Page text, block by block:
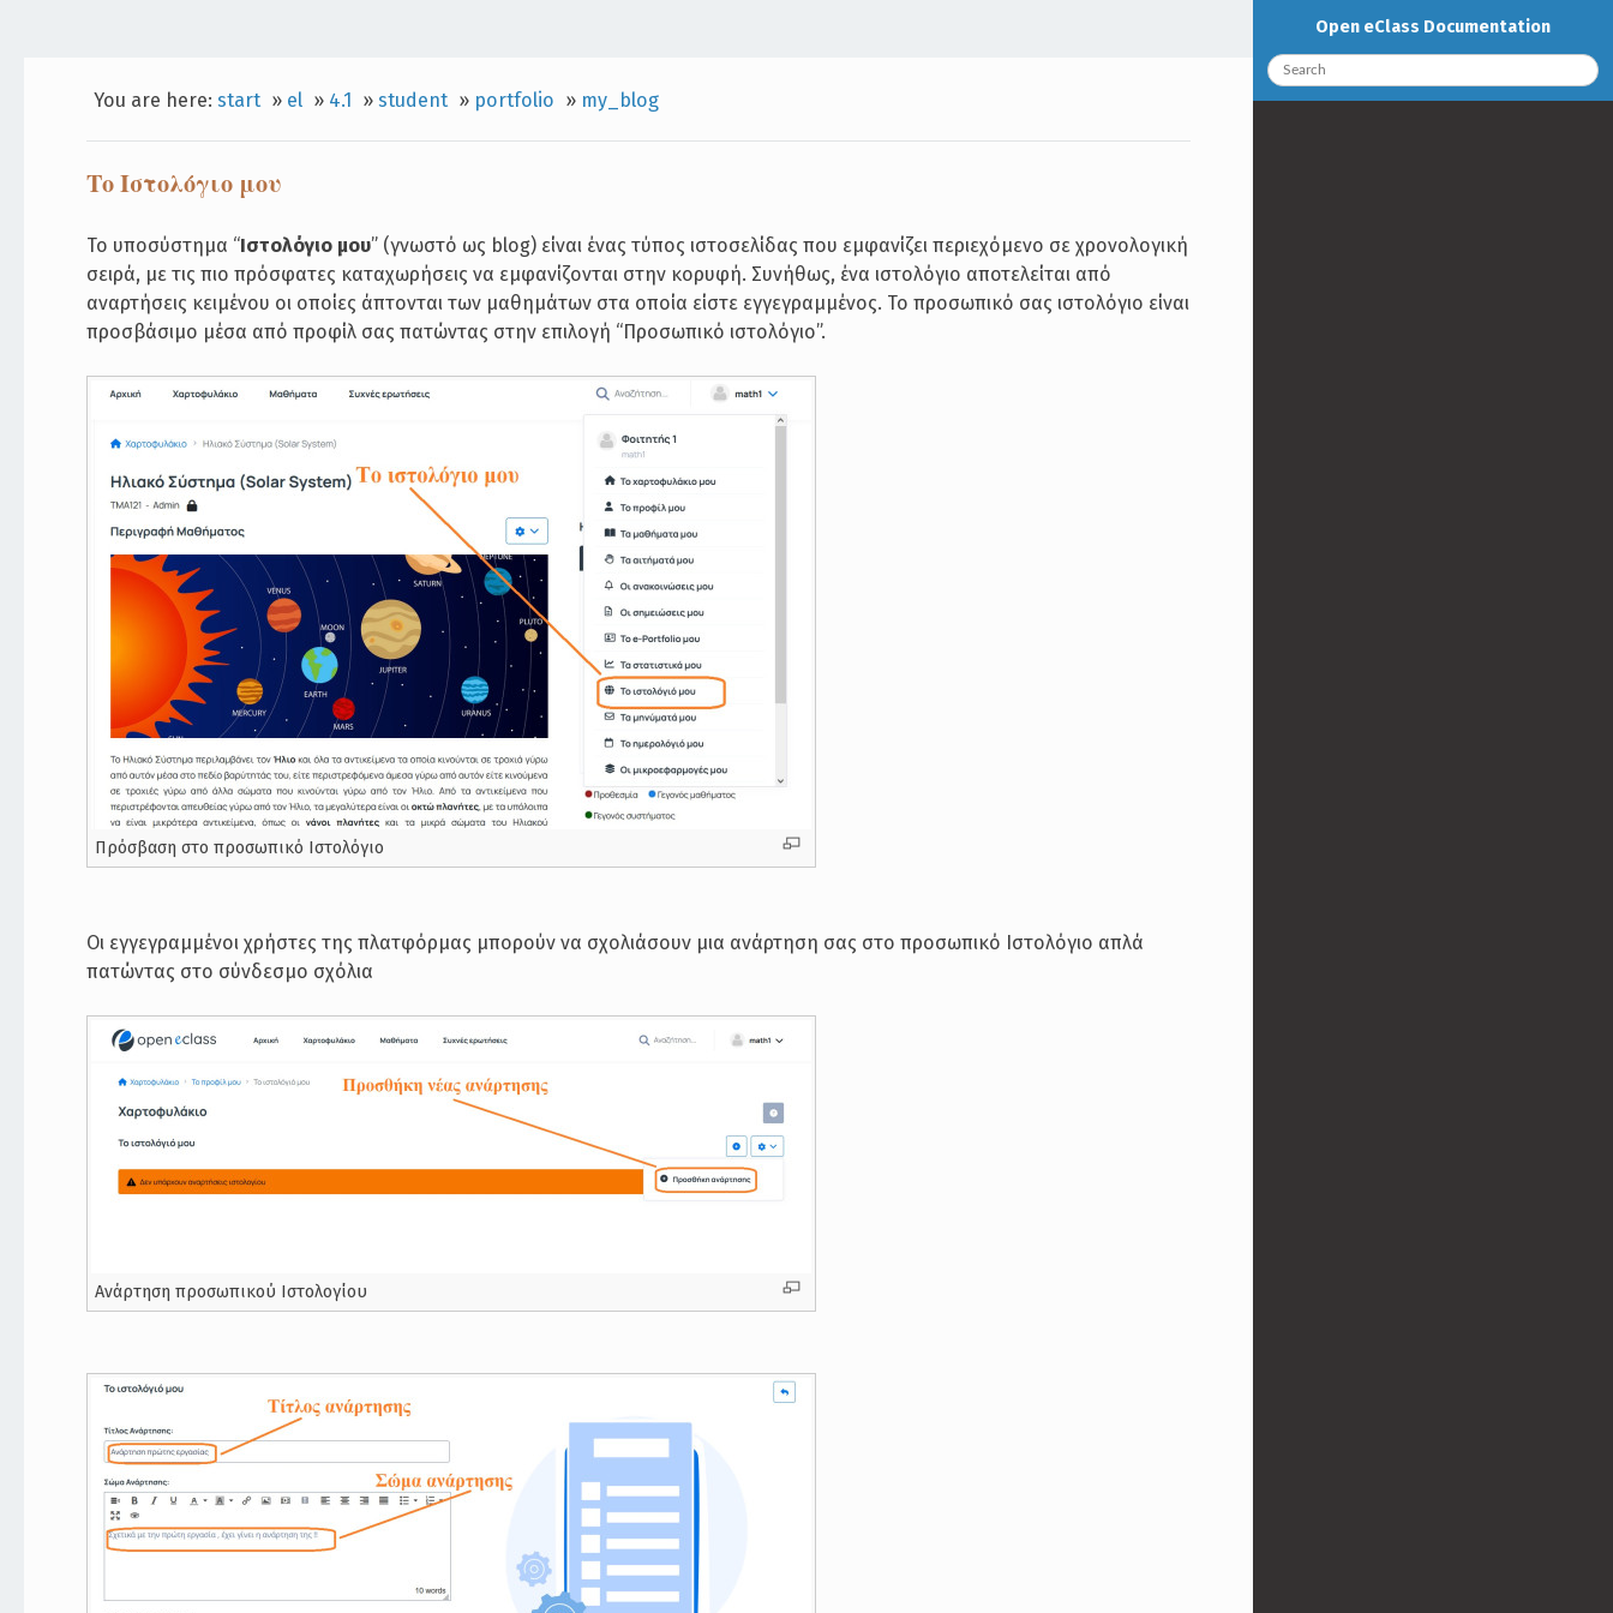
You are here: start » el » 4.1 » student » portfolio » my_blog
Το Ιστολόγιο μου
Το υποσύστημα “Ιστολόγιο μου” (γνωστό ως blog) είναι ένας τύπος ιστοσελίδας που εμφανίζει περιεχόμενο σε χρονολογική
σειρά, με τις πιο πρόσφατες καταχωρήσεις να εμφανίζονται στην κορυφή. Συνήθως, ένα ιστολόγιο αποτελείται από
αναρτήσεις κειμένου οι οποίες άπτονται των μαθημάτων στα οποία είστε εγγεγραμμένος. Το προσωπικό σας ιστολόγιο είναι
προσβάσιμο μέσα από προφίλ σας πατώντας στην επιλογή “Προσωπικό ιστολόγιο”.
Πρόσβαση στο προσωπικό Ιστολόγιο
Οι εγγεγραμμένοι χρήστες της πλατφόρμας μπορούν να σχολιάσουν μια ανάρτηση σας στο προσωπικό Ιστολόγιο απλά
πατώντας στο σύνδεσμο σχόλια
Ανάρτηση προσωπικού Ιστολογίου
Open eClass Documentation